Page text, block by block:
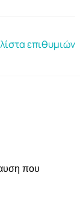
επιθυμιών
που